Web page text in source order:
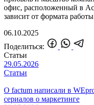
офис, расположенный в
зависит от формата
06.10.2025
Поделиться:
Статьи
29.05.2026
Статьи
О factum написали в
сериалов о маркетинге